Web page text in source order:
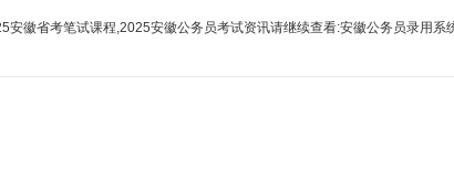
省考笔试课程,2025安徽公务员考试资讯请继续查看:安徽公务员录用系